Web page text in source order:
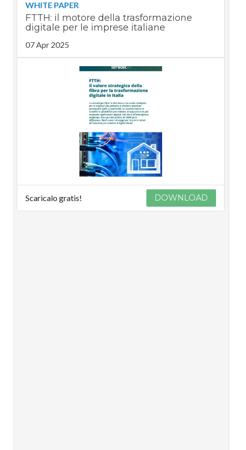
WHITE PAPER
FTTH: il motore della trasformazione
digitale per le imprese italiane
07 Apr 2025
Scaricalo gratis! DOWNLOAD